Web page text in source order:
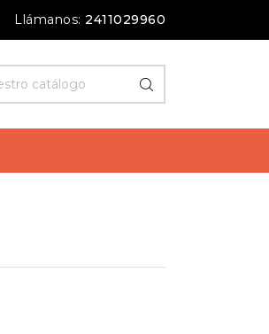
Llámanos: 2411029960